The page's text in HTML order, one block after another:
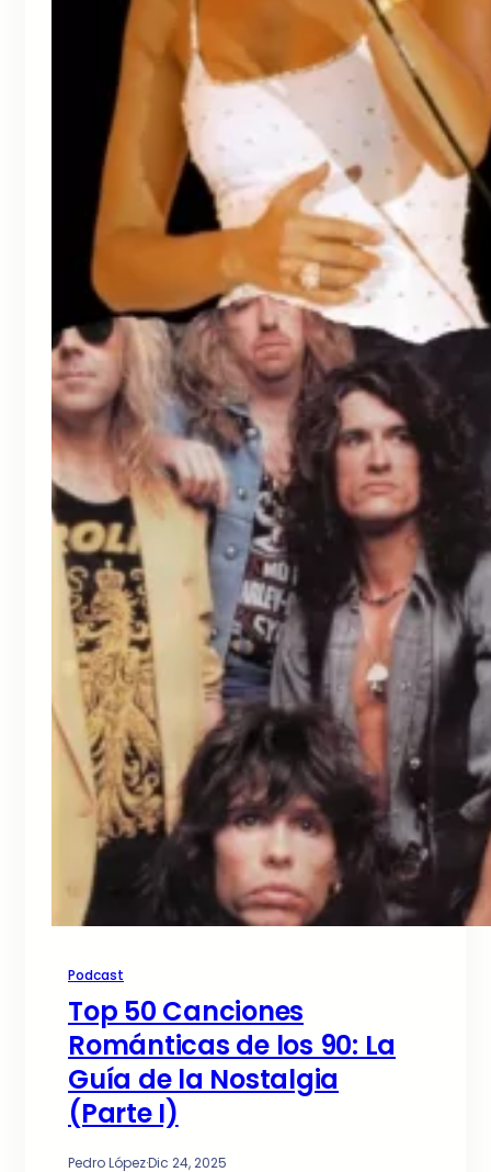
Podcast
Top 50 Canciones
Románticas de los 90: La
Guía de la Nostalgia
(Parte I)
Pedro López·Dic 24, 2025